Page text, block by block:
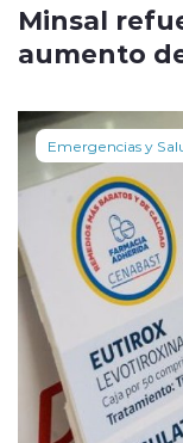
Minsal
aumento
Emergencias y